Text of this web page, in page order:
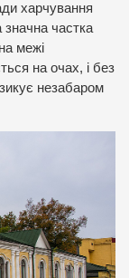
харчування
значна частка
межі
на очах, і без
незабаром